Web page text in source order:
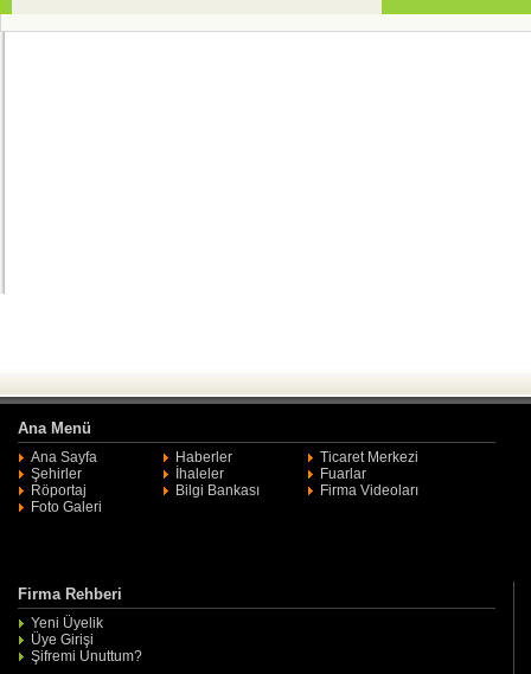
Ana Menü
Ana Sayfa Haberler
Ticaret Merkezi
Şehirler
İhaleler
Fuarlar
Röportaj
Bilgi Bankası
Firma Videoları
Foto Galeri
Firma Rehberi
Yeni Üyelik
Üye Girişi
Şifremi Unuttum?